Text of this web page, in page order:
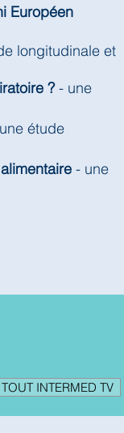
Européen
longitudinale et
?- une
étude
- une
TOUT INTERMED TV